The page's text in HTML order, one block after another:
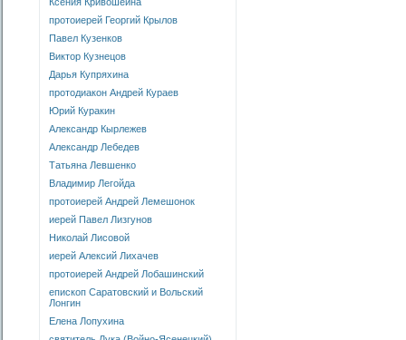
протоиерей Георгий Крылов
Павел Кузенков
Виктор Кузнецов
Дарья Купряхина
протодиакон Андрей Кураев
Юрий Куракин
Александр Кырлежев
Александр Лебедев
Татьяна Левшенко
Владимир Легойда
протоиерей Андрей Лемешонок
иерей Павел Лизгунов
Николай Лисовой
иерей Алексий Лихачев
протоиерей Андрей Лобашинский
епископ Саратовский и Вольский
Лонгин
Елена Лопухина